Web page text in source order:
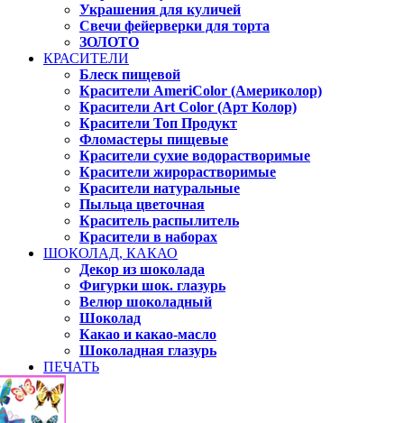
Украшения для куличей
Свечи фейерверки для торта
ЗОЛОТО
КРАСИТЕЛИ
Блеск пищевой
Красители AmeriColor (Америколор)
Красители Art Color (Арт Колор)
Красители Топ Продукт
Фломастеры пищевые
Красители сухие водорастворимые
Красители жирорастворимые
Красители натуральные
Пыльца цветочная
Краситель распылитель
Красители в наборах
ШОКОЛАД, КАКАО
Декор из шоколада
Фигурки шок. глазурь
Велюр шоколадный
Шоколад
Какао и какао-масло
Шоколадная глазурь
ПЕЧАТЬ